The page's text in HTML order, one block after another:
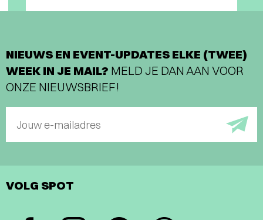
NIEUWS EN EVENT-UPDATES ELKE (TWEE)
WEEK IN JE MAIL? MELD JE DAN AAN VOOR
ONZE NIEUWSBRIEF!
Jouw e-mailadres
VOLG SPOT